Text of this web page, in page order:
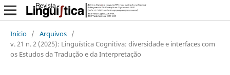
Início / Arquivos /
v. 21 n. 2 (2025): Linguística Cognitiva: diversidade e interfaces com
os Estudos da Tradução e da Interpretação